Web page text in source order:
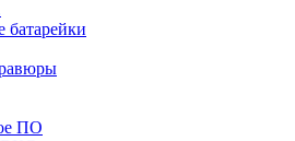
батарейки
ПО